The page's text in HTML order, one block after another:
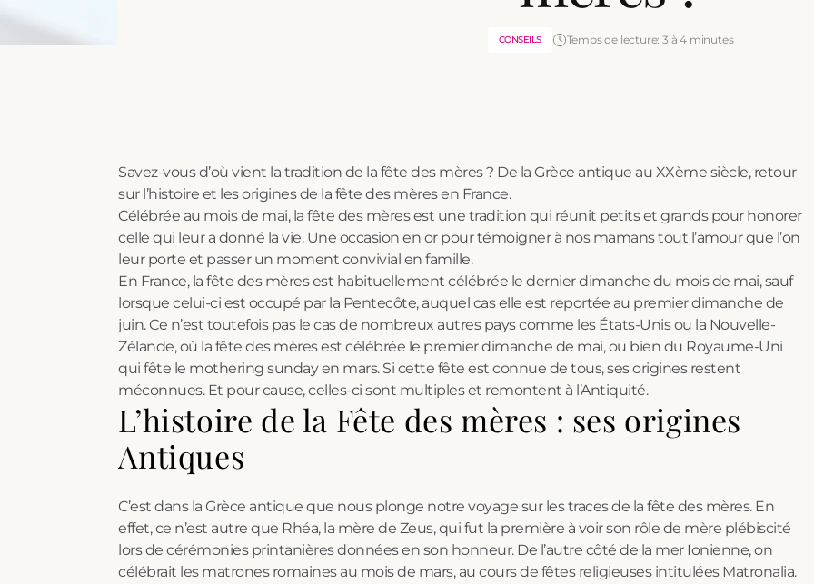
Coffrets cadeaux gourmands
Livraison de chocolats à domicile
Voir tout
Voir tout Réussir son apéro dinatoire : nos conseils pour une soirée parfaite
CONSEILS Temps de lecture: 3 à 4 minutes
Savez-vous d’où vient la tradition de la fête des mères ? De la Grèce antique au XXème siècle, retour
sur l’histoire et les origines de la fête des mères en France.
Célébrée au mois de mai, la fête des mères est une tradition qui réunit petits et grands pour honorer
celle qui leur a donné la vie. Une occasion en or pour témoigner à nos mamans tout l’amour que l’on
leur porte et passer un moment convivial en famille.
En France, la fête des mères est habituellement célébrée le dernier dimanche du mois de mai, sauf
lorsque celui-ci est occupé par la Pentecôte, auquel cas elle est reportée au premier dimanche de
juin. Ce n’est toutefois pas le cas de nombreux autres pays comme les États-Unis ou la Nouvelle-
Zélande, où la fête des mères est célébrée le premier dimanche de mai, ou bien du Royaume-Uni
qui fête le mothering sunday en mars. Si cette fête est connue de tous, ses origines restent
méconnues. Et pour cause, celles-ci sont multiples et remontent à l’Antiquité.
L’histoire de la Fête des mères : ses origines
Antiques
C’est dans la Grèce antique que nous plonge notre voyage sur les traces de la fête des mères. En
effet, ce n’est autre que Rhéa, la mère de Zeus, qui fut la première à voir son rôle de mère plébiscité
lors de cérémonies printanières données en son honneur. De l’autre côté de la mer Ionienne, on
célébrait les matrones romaines au mois de mars, au cours de fêtes religieuses intitulées Matronalia.